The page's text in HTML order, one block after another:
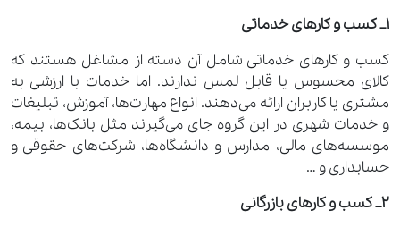
1_ کسب ‌و‌ کارهای خدماتی
کسب ‌و‌ کارهای خدماتی شامل آن دسته از مشاغل هستند که
کالای محسوس یا قابل لمس ندارند. اما خدمات با ارزشی به
مشتری یا کاربران ارائه می‌دهند. انواع مهارت‌ها، آموزش، تبلیغات
و خدمات شهری در این گروه جای می‌گیرند مثل بانک‌ها، بیمه،
موسسه‌های مالی، مدارس و دانشگاه‌ها، شرکت‌های حقوقی و
حسابداری و …
2_ کسب ‌و‌ کارهای بازرگانی